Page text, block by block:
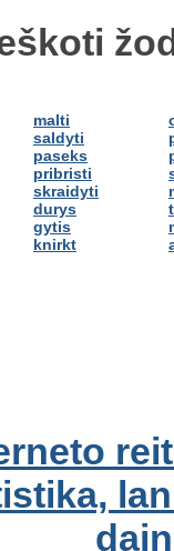
malti
saldyti
paseks
pribristi
skraidyti
durys
gytis
knirkt